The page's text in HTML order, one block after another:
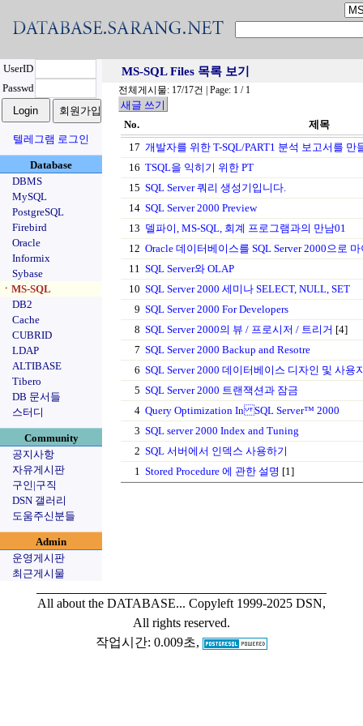
UserID
Passwd
텔레그램 로그인
Database
DBMS
MySQL
PostgreSQL
Firebird
Oracle
Informix
Sybase
ㆍMS-SQL
DB2
Cache
CUBRID
LDAP
ALTIBASE
Tibero
DB 문서들
스터디
Community
공지사항
자유게시판
구인|구직
DSN 갤러리
도움주신분들
Admin
운영게시판
최근게시물
MS-SQL Files 목록 보기
전체게시물: 17/17건 | Page: 1 / 1
새글 쓰기
No.
제목
17 개발자를 위한 T-SQL/PART1 분석 보고서를 만
16 TSQL을 익히기 위한 PT
15 SQL Server 쿼리 생성기입니다.
14 SQL Server 2000 Preview
13 델파이, MS-SQL, 회계 프로그램과의 만남01
12 Oracle 데이터베이스를 SQL Server 2000으로
11 SQL Server와 OLAP
10 SQL Server 2000 세미나 SELECT, NULL, SET
9 SQL Server 2000 For Developers
8 SQL Server 2000의 뷰 / 프로시저 / 트리거 [4]
7 SQL Server 2000 Backup and Resotre
6 SQL Server 2000 데이터베이스 디자인 및 사용
5 SQL Server 2000 트랜잭션과 잠금
4 Query Optimization In SQL Server™ 2000
3 SQL server 2000 Index and Tuning
2 SQL 서버에서 인덱스 사용하기
1 Stored Procedure 에 관한 설명 [1]
All about the DATABASE... Copyleft 1999-2025 DSN,
All rights reserved.
작업시간: 0.009초,